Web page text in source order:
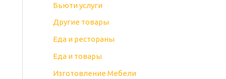
Бьюти услуги
Другие товары
Еда и рестораны
Еда и товары
Изготовление Мебели